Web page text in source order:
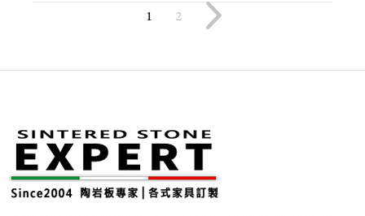
1 2